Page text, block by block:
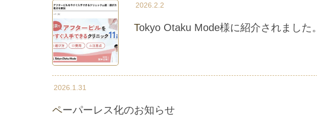
2026.2.2
Tokyo Otaku Mode様に紹介されました。
2026.1.31
ペーパーレス化のお知らせ